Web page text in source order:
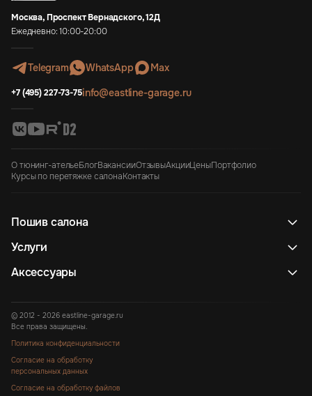
Москва, Проспект Вернадского, 12Д
Ежедневно: 10:00-20:00
Telegram WhatsApp Max
+7 (495) 227-73-75info@eastline-garage.ru
О тюнинг-ательеБлогВакансииОтзывыАкцииЦеныПортфолио
Курсы по перетяжке салонаКонтакты
Пошив салона
Услуги
Аксессуары
© 2012 - 2026 eastline-garage.ru
Все права защищены.
Политика конфиденциальности
Согласие на обработку
персональных данных
Согласие на обработку файлов